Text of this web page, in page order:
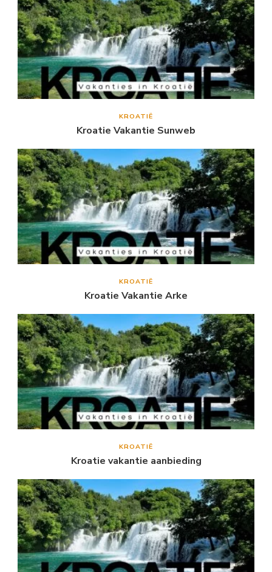
KROATIË
Kroatie Vakantie Sunweb
KROATIË
Kroatie Vakantie Arke
KROATIË
Kroatie vakantie aanbieding